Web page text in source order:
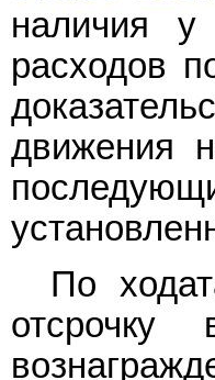
наличия у
расходов
движения
По